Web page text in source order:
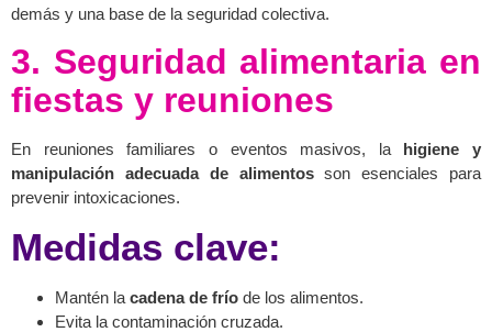
demás y una base de la seguridad colectiva.
3. Seguridad alimentaria en
fiestas y reuniones
En reuniones familiares o eventos masivos, la higiene y
manipulación adecuada de alimentosson esenciales para
prevenir intoxicaciones.
Medidas clave:
Mantén la cadena de frío de los alimentos.
Evita la contaminación cruzada.